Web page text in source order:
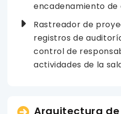
encadenamiento de
Rastreador de
registros de
control de
actividades de la
Arquitectura